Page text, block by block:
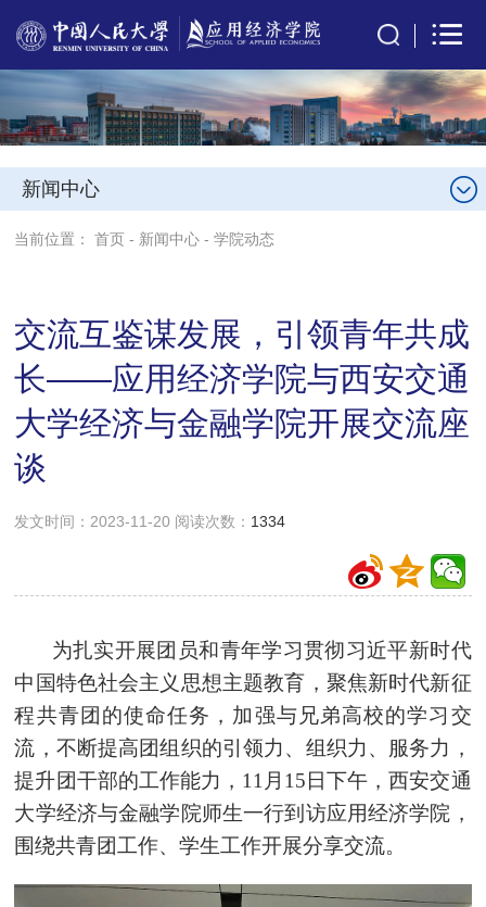
新闻中心
当前位置：首页 - 新闻中心 -学院动态
交流互鉴谋发展，引领青年共成
长——应用经济学院与西安交通
大学经济与金融学院开展交流座
谈
发文时间：2023-11-20 阅读次数： 1334
为扎实开展团员和青年学习贯彻习近平新时代
中国特色社会主义思想主题教育，聚焦新时代新征
程共青团的使命任务，加强与兄弟高校的学习交
流，不断提高团组织的引领力、组织力、服务力，
提升团干部的工作能力，11月15日下午，西安交通
大学经济与金融学院师生一行到访应用经济学院，
围绕共青团工作、学生工作开展分享交流。